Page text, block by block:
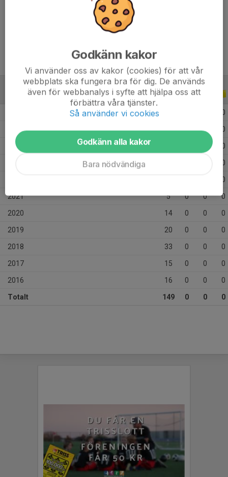
22 år
ALLA SERIER ALLA ÅR
0
2025 14 0 0 0
2024 0
0
0
2021 5 0 0 0
2020 14 0 0 0
2019 20 0 0 0
2018 33 0 0 0
2017 15 0 0 0
2016 16 0 0 0
Totalt 149 0 0 0
Godkänn kakor
Vi använder oss av kakor (cookies) för att vår
webbplats ska fungera bra för dig. De används
även för webbanalys i syfte att hjälpa oss att
förbättra våra tjänster.
Så använder vi cookies
Godkänn alla kakor
Bara nödvändiga